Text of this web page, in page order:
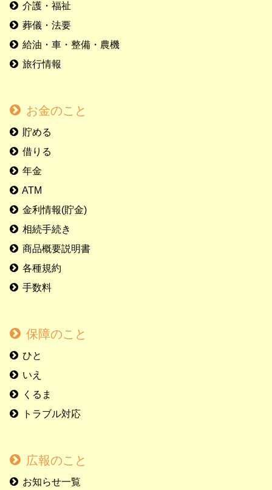
介護・福祉
葬儀・法要
給油・車・整備・農機
旅行情報
お金のこと
貯める
借りる
年金
ATM
金利情報(貯金)
相続手続き
商品概要説明書
各種規約
手数料
保障のこと
ひと
いえ
くるま
トラブル対応
広報のこと
お知らせ一覧